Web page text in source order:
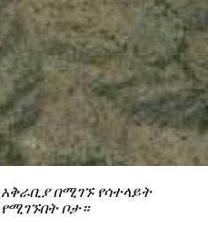
አቅራቢያበሚገኙ የሳተላይት
የሚገኙበትቦታ።